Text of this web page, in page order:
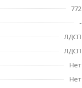
772
-
ЛДСП
ЛДСП
Нет
Нет